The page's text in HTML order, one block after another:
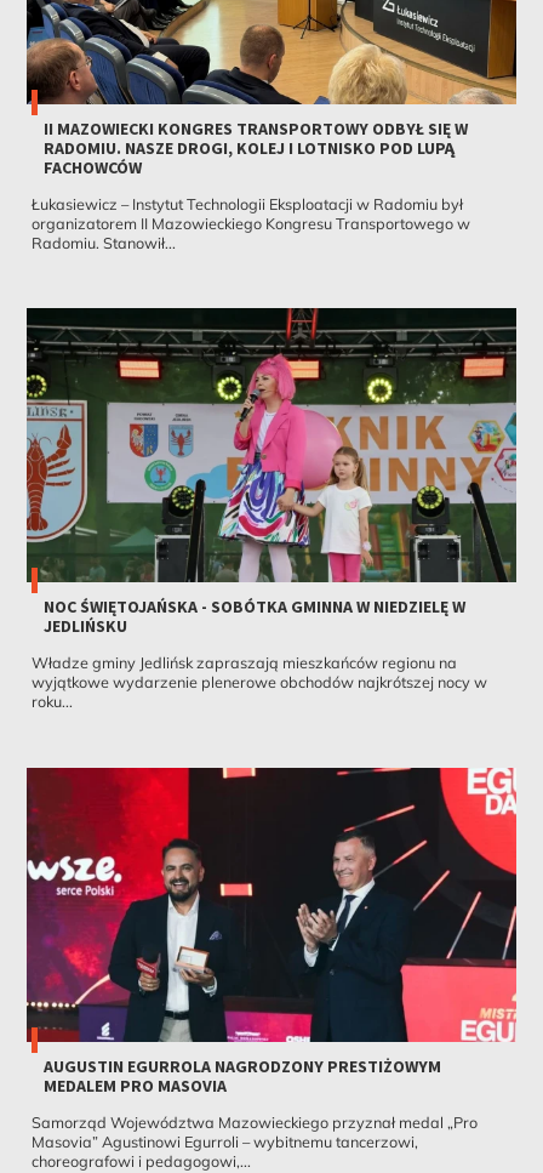
II MAZOWIECKI KONGRES TRANSPORTOWY ODBYŁ SIĘ W
RADOMIU. NASZE DROGI, KOLEJ I LOTNISKO POD LUPĄ
FACHOWCÓW
Łukasiewicz – Instytut Technologii Eksploatacji w Radomiu był
organizatorem II Mazowieckiego Kongresu Transportowego w
Radomiu. Stanowił...
NOC ŚWIĘTOJAŃSKA - SOBÓTKA GMINNA W NIEDZIELĘ W
JEDLIŃSKU
Władze gminy Jedlińsk zapraszają mieszkańców regionu na
wyjątkowe wydarzenie plenerowe obchodów najkrótszej nocy w
roku...
AUGUSTIN EGURROLA NAGRODZONY PRESTIŻOWYM
MEDALEM PRO MASOVIA
Samorząd Województwa Mazowieckiego przyznał medal „Pro
Masovia” Agustinowi Egurroli – wybitnemu tancerzowi,
choreografowi i pedagogowi,...